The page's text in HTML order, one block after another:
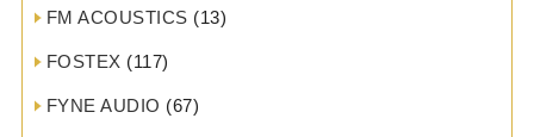
FM ACOUSTICS (13)
FOSTEX (117)
FYNE AUDIO (67)